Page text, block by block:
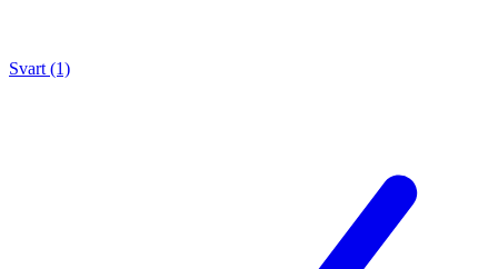
Svart (1)